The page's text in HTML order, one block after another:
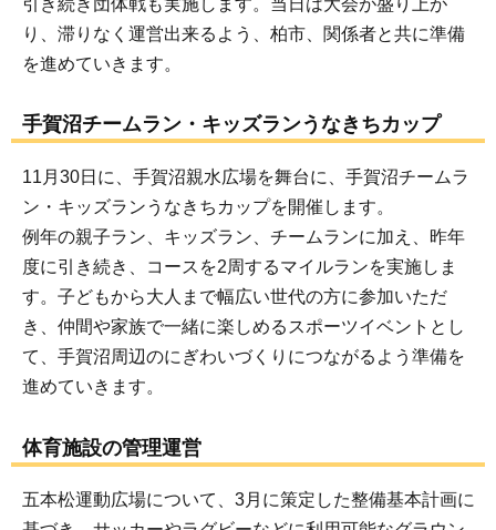
引き続き団体戦も実施します。当日は大会が盛り上が
り、滞りなく運営出来るよう、柏市、関係者と共に準備
を進めていきます。
手賀沼チームラン・キッズランうなきちカップ
11月30日に、手賀沼親水広場を舞台に、手賀沼チームラ
ン・キッズランうなきちカップを開催します。
例年の親子ラン、キッズラン、チームランに加え、昨年
度に引き続き、コースを2周するマイルランを実施しま
す。子どもから大人まで幅広い世代の方に参加いただ
き、仲間や家族で一緒に楽しめるスポーツイベントとし
て、手賀沼周辺のにぎわいづくりにつながるよう準備を
進めていきます。
体育施設の管理運営
五本松運動広場について、3月に策定した整備基本計画に